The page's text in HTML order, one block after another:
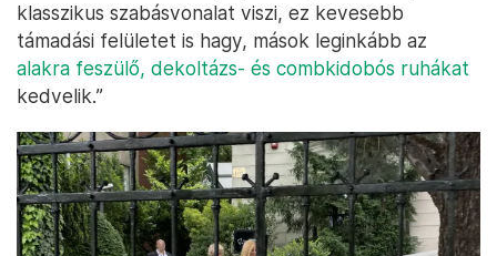
klasszikus szabásvonalat viszi, ez kevesebb
támadási felületet is hagy, mások leginkább az
alakra feszülő, dekoltázs- és combkidobós ruhákat
kedvelik.”